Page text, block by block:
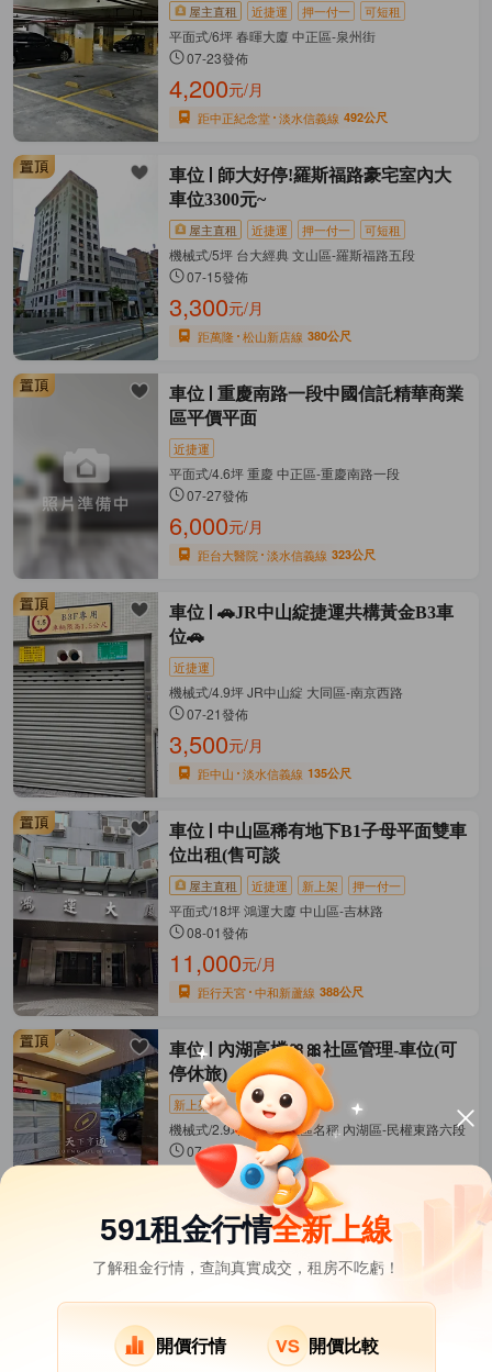
屋主直租 近捷運 押一付一 可短租
平面式/6坪 春暉大廈 中正區-泉州街
07-23發佈
4,200元/月
距中正紀念堂 淡水信義線 492公尺
車位
師大好停!羅斯福路豪宅室內大
車位3300元~
屋主直租 近捷運 押一付一 可短租
機械式/5坪 台大經典 文山區-羅斯福路五段
07-15發佈
3,300元/月
距萬隆 松山新店線 380公尺
車位
重慶南路一段中國信託精華商業
區平價平面
近捷運
平面式/4.6坪 重慶 中正區-重慶南路一段
07-27發佈
6,000元/月
距台大醫院 淡水信義線 323公尺
車位
🚗JR中山綻捷運共構黃金B3車
位🚗
近捷運
機械式/4.9坪 JR中山綻 大同區-南京西路
07-21發佈
3,500元/月
距中山 淡水信義線 135公尺
車位
中山區稀有地下B1子母平面雙車
位出租(售可談
屋主直租 近捷運 新上架 押一付一
平面式/18坪 鴻運大廈 中山區-吉林路
08-01發佈
11,000元/月
距行天宮 中和新蘆線 388公尺
車位
內湖高檔🎀🎀社區管理-車位(可
停休旅)
新上架
機械式/2.9坪 依現場社區名稱 內湖區-民權東路六段
07-31發佈
2,500元/月
距葫洲 文湖線 1003公尺
其它租屋 熱門在租社區
北投區租屋
591租金行情全新上線
了解租金行情，查詢真實成交，租房不吃虧！
開價行情 開價比較